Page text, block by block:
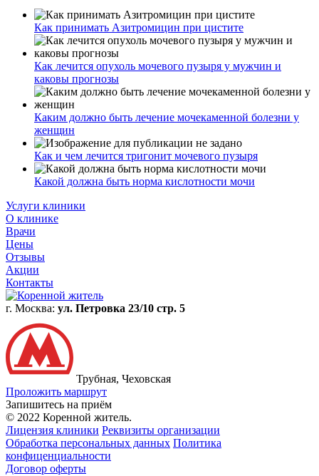
Как принимать Азитромицин при цистите
Как лечится опухоль мочевого пузыря у мужчин и
каковы прогнозы
Каким должно быть лечение мочекаменной болезни у
женщин
Как и чем лечится тригонит мочевого пузыря
Какой должна быть норма кислотности мочи
Услуги клиники
О клинике
Врачи
Цены
Отзывы
Акции
Контакты
г. Москва: ул. Петровка 23/10 стр. 5
Трубная, Чеховская
Проложить маршрут
Запишитесь на приём
© 2022 Коренной житель.
Лицензия клиники Реквизиты организации
Обработка персональных данных Политика
конфиценциальности
Договор оферты